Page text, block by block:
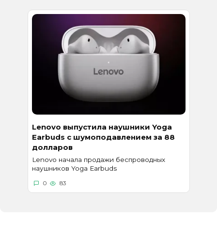
Lenovo выпустила наушники Yoga
Earbuds с шумоподавлением за 88
долларов
Lenovo начала продажи беспроводных
наушников Yoga Earbuds
0 83